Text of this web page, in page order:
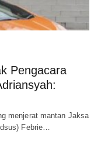
Pengacara
menjerat mantan Jaksa
Febrie…